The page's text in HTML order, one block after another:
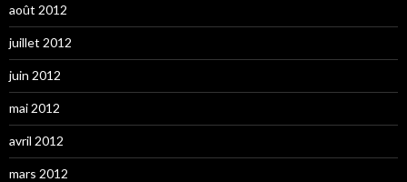
août 2012
juillet 2012
juin 2012
mai 2012
avril 2012
mars 2012